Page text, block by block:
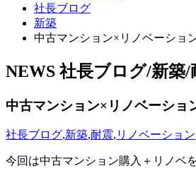
社長ブログ
新築
中古マンション×リノベーショ
NEWS 社長ブログ/新築
中古マンション×リノベーショ
社長ブログ,新築,耐震, リノベーション
今回は中古マンション購入＋リノベ